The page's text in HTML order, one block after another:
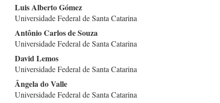
Conteúdo
do
artigo
principal
Luis Alberto Gómez
Universidade Federal de Santa Catarina
Antônio Carlos de Souza
Universidade Federal de Santa Catarina
David Lemos
Universidade Federal de Santa Catarina
Ângela do Valle
Universidade Federal de Santa Catarina